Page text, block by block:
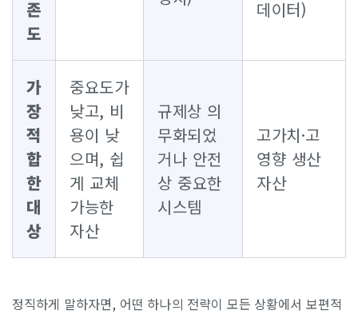
존
도
데이터)
가
장
적
합
한
대
상
중요도가
낮고, 비
용이 낮
으며, 쉽
게 교체
가능한
자산
규제상 의
무화되었
거나 안전
상 중요한
시스템
고가치·고
영향 생산
자산
정직하게 말하자면, 어떤 하나의 전략이 모든 상황에서 보편적